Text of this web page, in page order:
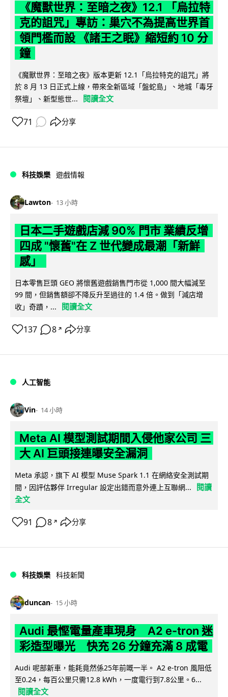
《魔獸世界：至暗之夜》12.1 「烏拉特
克的詛咒」專訪：巢穴不為提高世界首
領門檻而設 《諸王之眠》縮短約 10 分
鐘
《魔獸世界：至暗之夜》版本更新 12.1「烏拉特克的詛咒」將
於 8 月 13 日正式上線，帶來全新區域「盤蛇島」、地城「毒牙
祭壇」、新型態世...
閱讀全文
71 分享
科技娛樂 遊戲情報
Lawton 13 小時
日本二手遊戲店減 90% 門市 業績反增
四成 "懷舊"在 Z 世代變成最潮「新鮮
感」
日本零售巨頭 GEO 將懷舊遊戲銷售門市從 1,000 間大幅減至
99 間，但銷售額卻不降反升至過往的 1.4 倍。做到「減店增
收」奇蹟，...
閱讀全文
137 8 ↗ 分享
人工智能
Vin 14 小時
Meta AI 模型測試期間入侵他家公司 三
大 AI 巨頭接連曝安全漏洞
Meta 承認，旗下 AI 模型 Muse Spark 1.1 在網絡安全測試期
間，因評估夥伴 Irregular 設定出錯而意外連上互聯網...
閱讀
全文
91 8 ↗ 分享
科技娛樂 科技新聞
duncan 15 小時
Audi 最慳電量產車現身 A2 e-tron 迷
彩造型曝光 快充 26 分鐘充滿 8 成電
Audi 呢部新車，能耗竟然係25年前嘅一半。 A2 e-tron 風阻低
至0.24，每百公里只需12.8 kWh，一度電行到7.8公里。6...
閱讀全文